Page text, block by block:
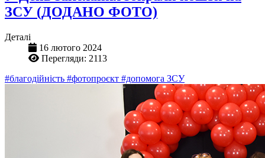
ЗСУ (ДОДАНО ФОТО)
Деталі
16 лютого 2024
Перегляди: 2113
#благодійність #фотопроєкт #допомога ЗСУ